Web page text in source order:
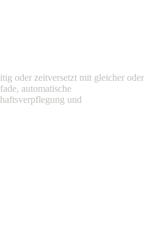
oder zeitversetzt mit gleicher oder
automatische
und